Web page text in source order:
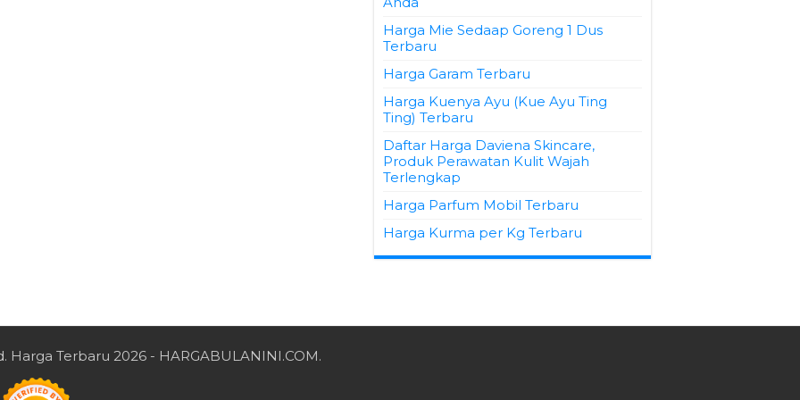
Harga Mie Sedaap Goreng 1 Dus
Terbaru
Harga Garam Terbaru
Harga Kuenya Ayu (Kue Ayu Ting
Ting) Terbaru
Daftar Harga Daviena Skincare,
Produk Perawatan Kulit Wajah
Terlengkap
Harga Parfum Mobil Terbaru
Harga Kurma per Kg Terbaru
Harga Terbaru 2026 - HARGABULANINI.COM.